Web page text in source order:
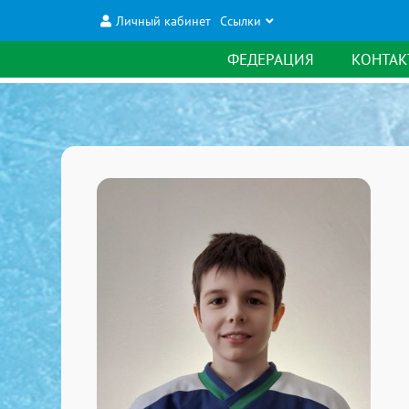
Личный кабинет Ссылки
ФЕДЕРАЦИЯ